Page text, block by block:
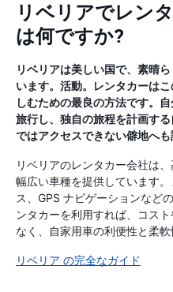
リベリアでレン
は何ですか?
リベリアは美しい国で、素晴
います。活動。レンタカーは
しむための最良の方法です。
旅行し、独自の旅程を計画す
ではアクセスできない僻地へも
リベリアのレンタカー会社は
幅広い車種を提供しています
ス、GPS ナビゲーションなど
ンタカーを利用すれば、コス
なく、自家用車の利便性と柔軟
リベリア の完全なガイド